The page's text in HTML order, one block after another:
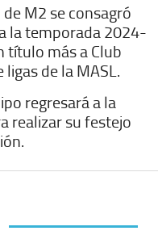
M2 se consagró
la temporada 2024-
título más a Club
de la MASL.
regresará a la
realizar su festejo